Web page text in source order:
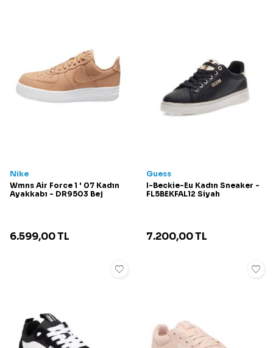
Nike
Wmns Air Force 1 ' 07 Kadın
Ayakkabı - DR9503 Bej
6.599,00TL
Guess
I-Beckie-Eu Kadın Sneaker -
FL5BEKFAL12 Siyah
7.200,00TL